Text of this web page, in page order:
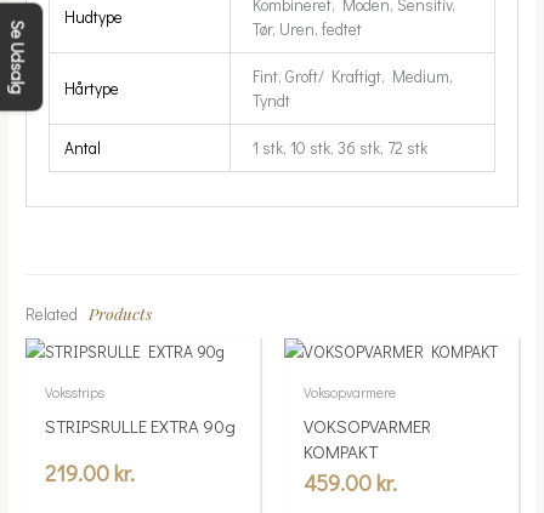
Hudtype
Kombineret, Moden, Sensitiv,
Tør, Uren, fedtet
Hårtype
Fint, Groft/ Kraftigt, Medium,
Tyndt
Antal 1 stk, 10 stk, 36 stk, 72 stk
Related Products
Voksstrips
STRIPSRULLE EXTRA 90g
219.00kr.
Voksopvarmere
VOKSOPVARMER
KOMPAKT
459.00kr.
Se Udsalg